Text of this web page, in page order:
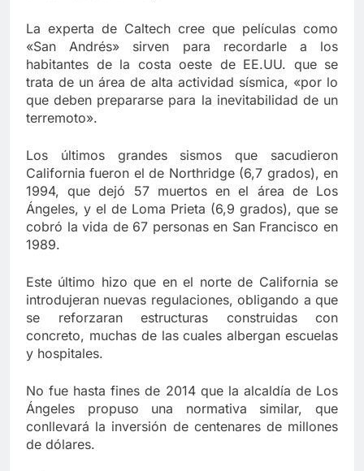
La experta de Caltech cree que películas como
«San Andrés» sirven para recordarle a los
habitantes de la costa oeste de EE.UU. que se
trata de un área de alta actividad sísmica, «por lo
que deben prepararse para la inevitabilidad de un
terremoto».
Los últimos grandes sismos que sacudieron
California fueron el de Northridge (6,7 grados), en
1994, que dejó 57 muertos en el área de Los
Ángeles, y el de Loma Prieta (6,9 grados), que se
cobró la vida de 67 personas en San Francisco en
1989.
Este último hizo que en el norte de California se
introdujeran nuevas regulaciones, obligando a que
se reforzaran estructuras construidas con
concreto, muchas de las cuales albergan escuelas
y hospitales.
No fue hasta fines de 2014 que la alcaldía de Los
Ángeles propuso una normativa similar, que
conllevará la inversión de centenares de millones
de dólares.